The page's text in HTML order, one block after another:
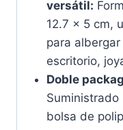
versátil:
12.7 x 5 cm,
para
escritorio,
Doble
bolsa de